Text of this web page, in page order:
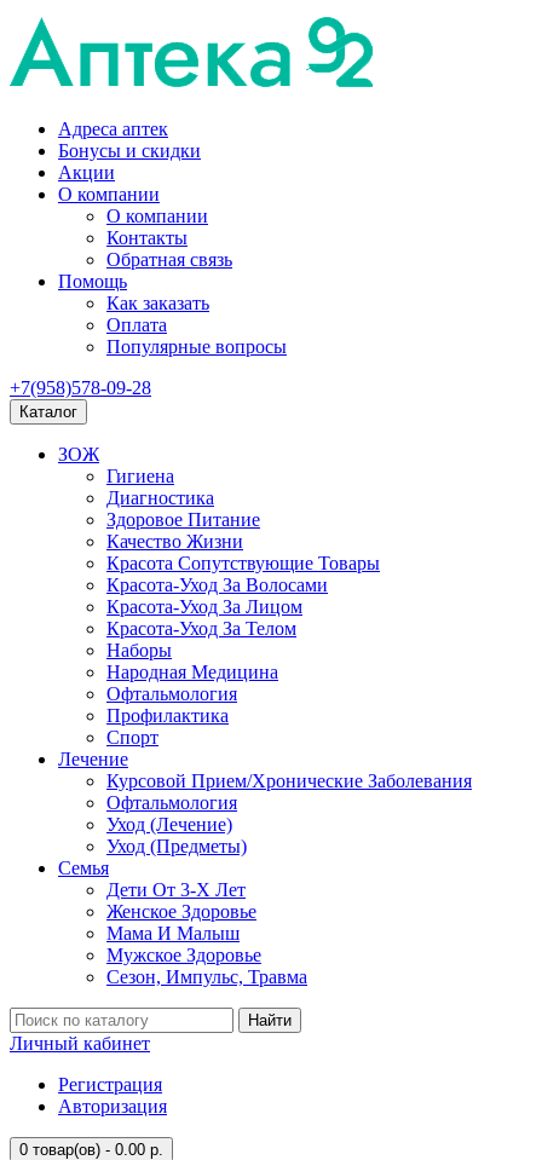
Адреса аптек
Бонусы и скидки
Акции
О компании
О компании
Контакты
Обратная связь
Помощь
Как заказать
Оплата
Популярные вопросы
+7(958)578-09-28
Каталог
ЗОЖ
Гигиена
Диагностика
Здоровое Питание
Качество Жизни
Красота Сопутствующие Товары
Красота-Уход За Волосами
Красота-Уход За Лицом
Красота-Уход За Телом
Наборы
Народная Медицина
Офтальмология
Профилактика
Спорт
Лечение
Курсовой Прием/Хронические Заболевания
Офтальмология
Уход (Лечение)
Уход (Предметы)
Семья
Дети От 3-Х Лет
Женское Здоровье
Мама И Малыш
Мужское Здоровье
Сезон, Импульс, Травма
Найти
Личный кабинет
Регистрация
Авторизация
0 товар(ов) - 0.00 р.